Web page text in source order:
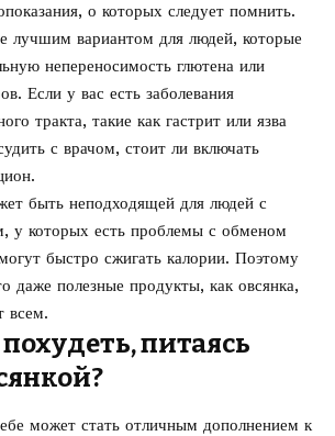
о которых следует помнить.
лучшим вариантом для людей, которые
непереносимость глютена или
Если у вас есть заболевания
тракта, такие как гастрит или язва
с врачом, стоит ли включать
быть неподходящей для людей с
у которых есть проблемы с обменом
быстро сжигать калории. Поэтому
даже полезные продукты, как овсянка,
всем.
питаясь
может стать отличным дополнением к